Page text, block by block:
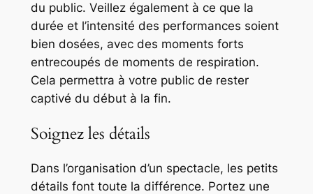
du public. Veillez également à ce que la
durée et l’intensité des performances soient
bien dosées, avec des moments forts
entrecoupés de moments de respiration.
Cela permettra à votre public de rester
captivé du début à la fin.
Soignez les détails
Dans l’organisation d’un spectacle, les petits
détails font toute la différence. Portez une